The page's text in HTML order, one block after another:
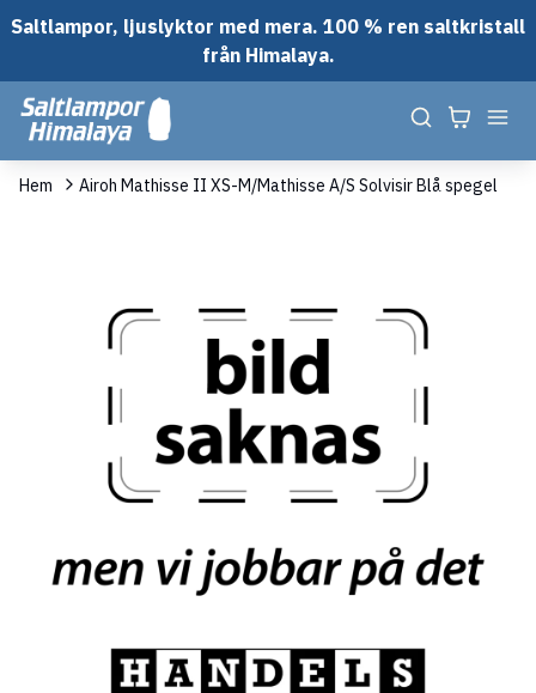
Saltlampor, ljuslyktor med mera. 100 % ren saltkristall
från Himalaya.
Hem Airoh Mathisse II XS-M/Mathisse A/S Solvisir Blå spegel